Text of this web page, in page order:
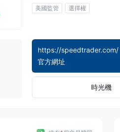
美國監管 選擇權
https://speedtrader.com/
官方網址
時光機